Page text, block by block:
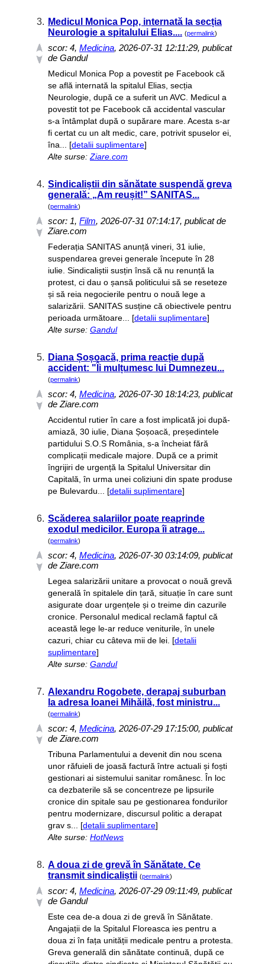
3. Medicul Monica Pop, internată la secția
Neurologie a spitalului Elias.... (permalink)
scor: 4, Medicina, 2026-07-31 12:11:29, publicat
de Gandul
Medicul Monica Pop a povestit pe Facebook că
se află internată la spitalul Elias, secția
Neurologie, după ce a suferit un AVC. Medicul a
povestit tot pe Facebook că accidental vascular
s-a întâmplat după o supărare mare. Acesta s-ar
fi certat cu un alt medic, care, potrivit spuselor ei,
îna... [detalii suplimentare]
Alte surse: Ziare.com
4. Sindicaliștii din sănătate suspendă greva
generală: „Am reușit!” SANITAS...
(permalink)
scor: 1, Film, 2026-07-31 07:14:17, publicat de
Ziare.com
Federația SANITAS anunță vineri, 31 iulie,
suspendarea grevei generale începute în 28
iulie. Sindicaliștii susțin însă că nu renunță la
protest, ci dau o șansă politicului să se reseteze
și să reia negocierile pentru o nouă lege a
salarizării. SANITAS susține că obiectivele pentru
perioada următoare... [detalii suplimentare]
Alte surse: Gandul
5. Diana Șoșoacă, prima reacție după
accident: "Îi mulțumesc lui Dumnezeu...
(permalink)
scor: 4, Medicina, 2026-07-30 18:14:23, publicat
de Ziare.com
Accidentul rutier în care a fost implicată joi după-
amiază, 30 iulie, Diana Șoșoacă, președintele
partidului S.O.S România, s-a încheiat fără
complicații medicale majore. După ce a primit
îngrijiri de urgență la Spitalul Universitar din
Capitală, în urma unei coliziuni din spate produse
pe Bulevardu... [detalii suplimentare]
6. Scăderea salariilor poate reaprinde
exodul medicilor. Europa îi atrage...
(permalink)
scor: 4, Medicina, 2026-07-30 03:14:09, publicat
de Ziare.com
Legea salarizării unitare a provocat o nouă grevă
generală în spitalele din țară, situație în care sunt
asigurate doar urgențele și o treime din cazurile
cronice. Personalul medical reclamă faptul că
această lege le-ar reduce veniturile, în unele
cazuri, chiar cu câteva mii de lei. [detalii
suplimentare]
Alte surse: Gandul
7. Alexandru Rogobete, derapaj suburban
la adresa Ioanei Mihăilă, fost ministru...
(permalink)
scor: 4, Medicina, 2026-07-29 17:15:00, publicat
de Ziare.com
Tribuna Parlamentului a devenit din nou scena
unor răfuieli de joasă factură între actuali și foști
gestionari ai sistemului sanitar românesc. În loc
ca dezbaterile să se concentreze pe lipsurile
cronice din spitale sau pe gestionarea fondurilor
pentru modernizare, discursul politic a derapat
grav s... [detalii suplimentare]
Alte surse: HotNews
8. A doua zi de grevă în Sănătate. Ce
transmit sindicaliștii (permalink)
scor: 4, Medicina, 2026-07-29 09:11:49, publicat
de Gandul
Este cea de-a doua zi de grevă în Sănătate.
Angajații de la Spitalul Floreasca ies pentru a
doua zi în fața unității medicale pentru a protesta.
Greva generală din sănătate continuă, după ce